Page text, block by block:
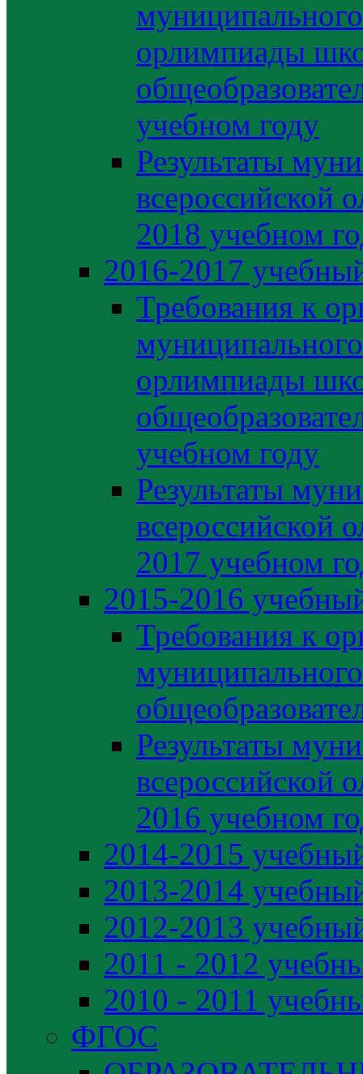
орлимпиады
учебном году
Результаты
всероссийской
2018 учебном
2016-2017
Требования к
орлимпиады
учебном году
Результаты
всероссийской
2017 учебном
2015-2016
Требования к
Результаты
всероссийской
2016 учебном
2014-2015
2013-2014
2012-2013
2011 - 2012
2010 - 2011
ФГОС